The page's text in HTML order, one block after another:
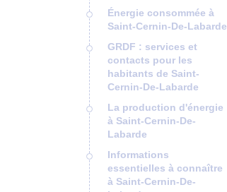
Énergie consommée à
Saint-Cernin-De-Labarde
GRDF : services et
contacts pour les
habitants de Saint-
Cernin-De-Labarde
La production d'énergie
à Saint-Cernin-De-
Labarde
Informations
essentielles à connaître
à Saint-Cernin-De-